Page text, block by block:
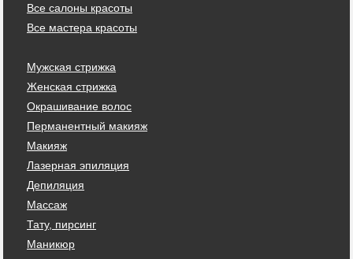
Все салоны красоты
Все мастера красоты
Мужская стрижка
Женская стрижка
Окрашивание волос
Перманентный макияж
Макияж
Лазерная эпиляция
Депиляция
Массаж
Тату, пирсинг
Маникюр